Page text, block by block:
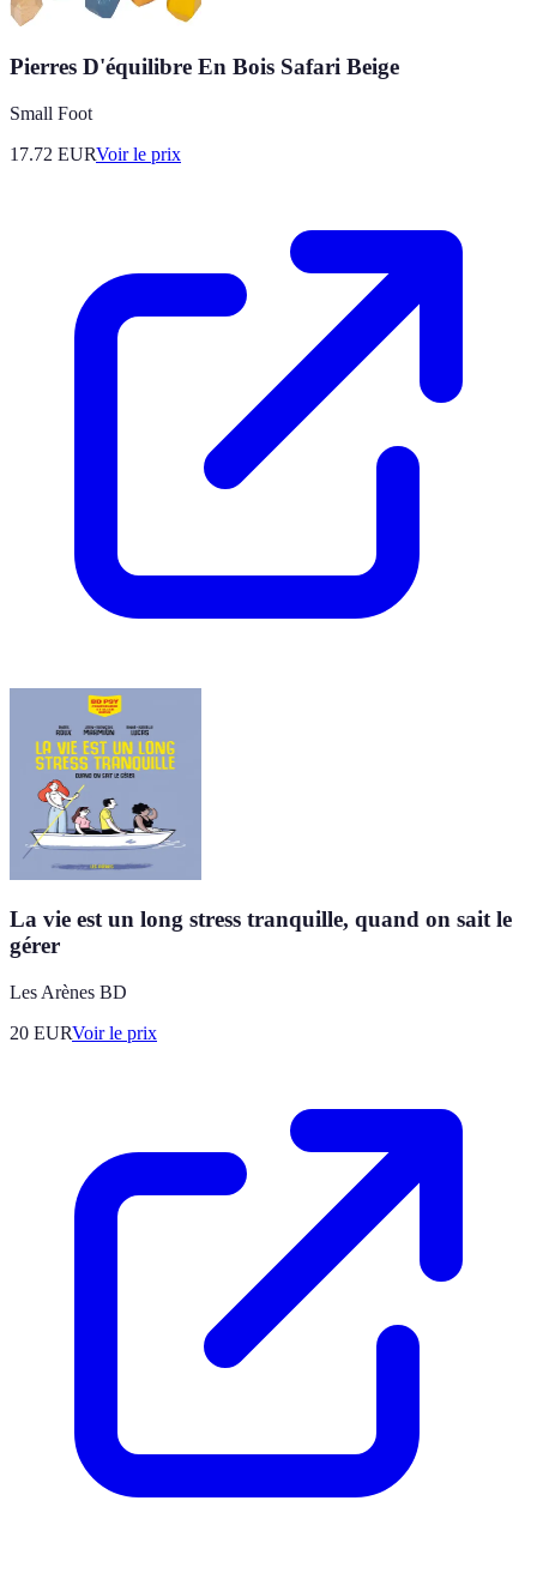
Pierres D'équilibre En Bois Safari Beige
Small Foot
17.72 EURVoir le prix
La vie est un long stress tranquille, quand on sait le
gérer
Les Arènes BD
20 EURVoir le prix